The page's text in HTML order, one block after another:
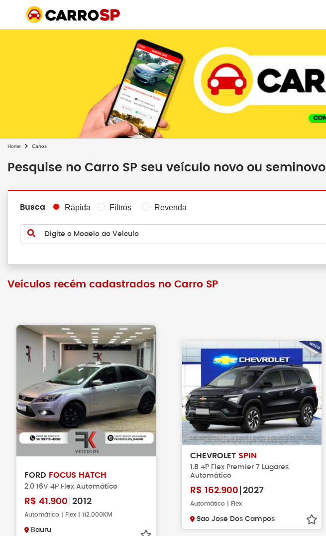
Home Carros
Pesquise no Carro SP seu veículo novo ou seminovo
Busca Rápida Filtros Revenda
Digite o Modelo do Veículo
Veículos recém cadastrados no Carro SP
FORD FOCUS HATCH
2.0 16V 4P Flex Automático
R$ 41.900 2012
Automático | Flex | 112.000KM
Bauru
CHEVROLET SPIN
1.8 4P Flex Premier 7 Lugares
Automático
R$ 162.900 2027
Automático | Flex
Sao Jose Dos Campos